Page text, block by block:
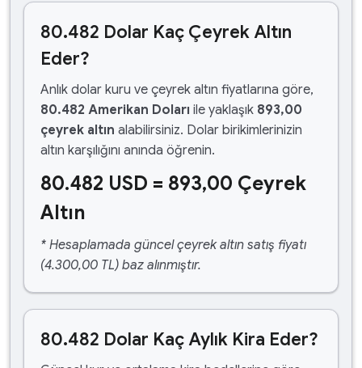
80.482 Dolar Kaç Çeyrek Altın
Eder?
Anlık dolar kuru ve çeyrek altın fiyatlarına göre,
80.482 Amerikan Doları ile yaklaşık 893,00
çeyrek altın alabilirsiniz. Dolar birikimlerinizin
altın karşılığını anında öğrenin.
80.482 USD = 893,00 Çeyrek
Altın
* Hesaplamada güncel çeyrek altın satış fiyatı
(4.300,00 TL) baz alınmıştır.
80.482 Dolar Kaç Aylık Kira Eder?